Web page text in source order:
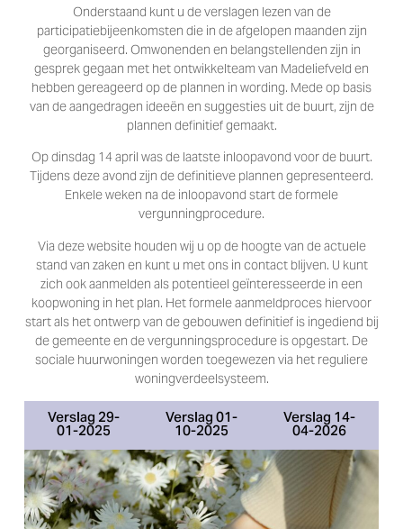
Onderstaand kunt u de verslagen lezen van de
participatiebijeenkomsten die in de afgelopen maanden zijn
georganiseerd. Omwonenden en belangstellenden zijn in
gesprek gegaan met het ontwikkelteam van Madeliefveld en
hebben gereageerd op de plannen in wording. Mede op basis
van de aangedragen ideeën en suggesties uit de buurt, zijn de
plannen definitief gemaakt.
Op dinsdag 14 april was de laatste inloopavond voor de buurt.
Tijdens deze avond zijn de definitieve plannen gepresenteerd.
Enkele weken na de inloopavond start de formele
vergunningprocedure.
Via deze website houden wij u op de hoogte van de actuele
stand van zaken en kunt u met ons in contact blijven. U kunt
zich ook aanmelden als potentieel geïnteresseerde in een
koopwoning in het plan. Het formele aanmeldproces hiervoor
start als het ontwerp van de gebouwen definitief is ingediend bij
de gemeente en de vergunningsprocedure is opgestart. De
sociale huurwoningen worden toegewezen via het reguliere
woningverdeelsysteem.
Verslag 29-
01-2025 Verslag 01-
10-2025 Verslag 14-
04-2026